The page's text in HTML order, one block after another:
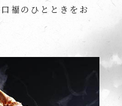
福のひとときをお